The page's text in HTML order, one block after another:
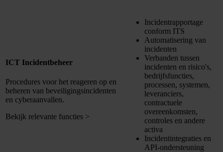
ICT Incidentbeheer
Procedures voor het reageren op en
beheren van beveiligingsincidenten
en cyberaanvallen.
Bekijk relevante functies >
Incidentrapportage
conform ITS
Automatisering van
incidenten
Verbanden tussen
incidenten en risico's,
bedrijfsfuncties,
processen, systemen,
leveranciers,
contractuele
overeenkomsten,
controles en andere
activa
Incidentintegraties en
API-ondersteuning